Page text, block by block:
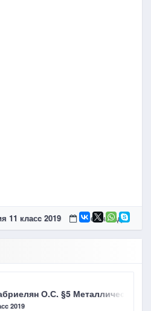
11 класc 2019 5 лет назад
О.С. §5
2019